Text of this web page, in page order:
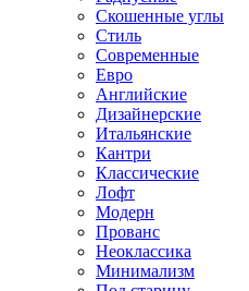
Скошенные углы
Стиль
Современные
Евро
Английские
Дизайнерские
Итальянские
Кантри
Классические
Лофт
Модерн
Прованс
Неоклассика
Минимализм